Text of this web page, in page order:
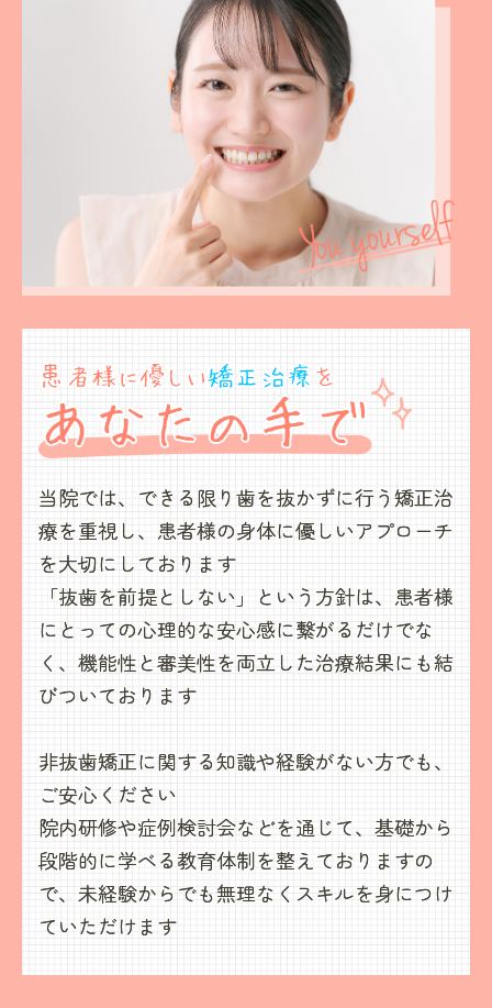
当院では、できる限り歯を抜かずに行う矯正治
療を重視し、 患者様の身体に優しいアプローチ
を大切にしております
「抜歯を前提としない」という方針は、 患者様
にとっての心理的な安心感に繋がるだけでな
く、 機能性と審美性を両立した治療結果にも結
びついております
非抜歯矯正に関する知識や経験がない方でも、
ご安心ください
院内研修や症例検討会などを通じて、 基礎から
段階的に学べる教育体制を整えておりますの
で、 未経験からでも無理なくスキルを身につけ
ていただけます